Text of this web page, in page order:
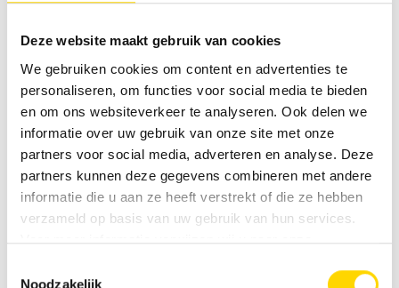
Deze website maakt gebruik van cookies
We gebruiken cookies om content en advertenties te
personaliseren, om functies voor social media te bieden
en om ons websiteverkeer te analyseren. Ook delen we
informatie over uw gebruik van onze site met onze
partners voor social media, adverteren en analyse. Deze
partners kunnen deze gegevens combineren met andere
informatie die u aan ze heeft verstrekt of die ze hebben
verzameld op basis van uw gebruik van hun services.
Voor meer informatie verwijzen wij u naar onze
Noodzakelijk
Aantal zitplaatsen met
4
Zitgroep Middenzitgroep
Infrastructuur Keuken, WC